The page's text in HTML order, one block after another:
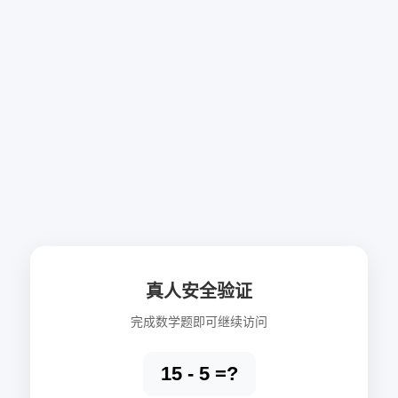
真人安全验证
完成数学题即可继续访问
15 - 5 =?